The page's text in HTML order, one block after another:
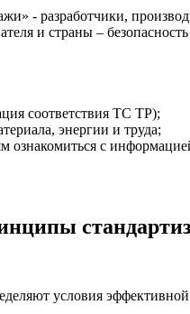
- разработчики,
и страны –
соответствия ТС ТР);
энергии и труда;
ознакомиться с
условия